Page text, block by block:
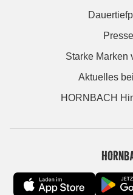
Starke Marken
Aktuelles
HORNBACH